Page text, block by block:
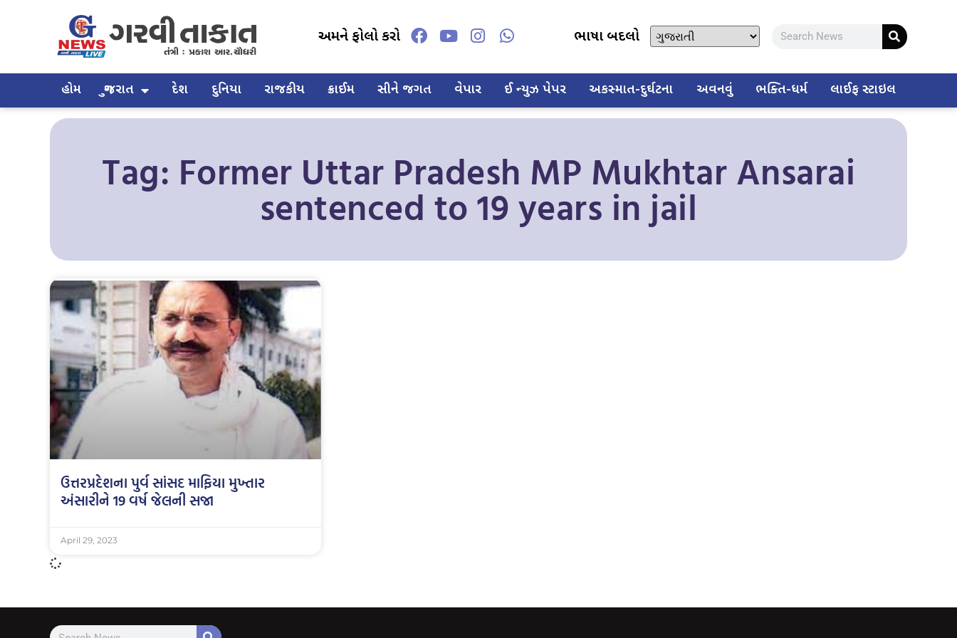
અમને ફોલો કરો ભાષા બદલો
હોમ ગુજરાત દેશ દુનિયા રાજકીય ક્રાઈમ સીને જગત વેપાર ઈ ન્યુઝ પેપર અકસ્માત-દુર્ઘટના અવનવું ભક્તિ-ધર્મ લાઈફ સ્ટાઇલ
Tag: Former Uttar Pradesh MP Mukhtar Ansarai
sentenced to 19 years in jail
ઉત્તરપ્રદેશના પુર્વ સાંસદ માફિયા મુખ્તાર
અંસારીને 19 વર્ષ જેલની સજા
April 29, 2023